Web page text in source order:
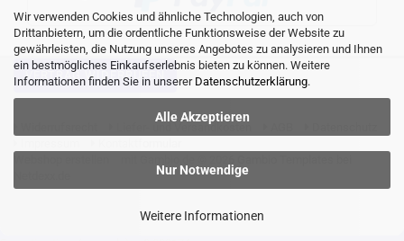
Wir verwenden Cookies und ähnliche Technologien, auch von
Drittanbietern, um die ordentliche Funktionsweise der Website zu
gewährleisten, die Nutzung unseres Angebotes zu analysieren und Ihnen
ein bestmögliches Einkaufserlebnis bieten zu können. Weitere
Informationen finden Sie in unserer Datenschutzerklärung.
Alle Akzeptieren
Nur Notwendige
Weitere Informationen
VERTRAG WIDERRUFEN
Liefer- und Versandkosten